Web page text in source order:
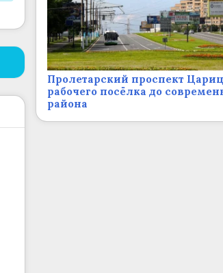
Пролетарский проспект
рабочего посёлка до
района